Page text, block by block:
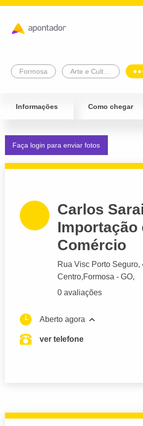
Formosa
Informações Como chegar
Faça login para enviar fotos
Carlos
Importação
Comércio
Rua Visc Porto Seguro,
Centro,Formosa - GO,
0 avaliações
Aberto agora
ver telefone